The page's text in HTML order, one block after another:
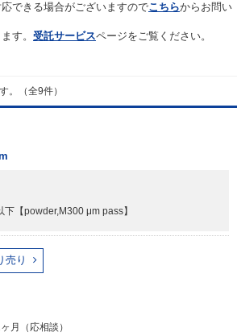
弊社では取り扱いしておりません。
素であり、弊社では取り扱いしておりません。
ーワードで検索する
できる場合がございますのでこちらからお問い
す。 受託サービスページをご覧ください。
。（全9件）
下 【powder,M300 μm pass】
売り
月（応相談）